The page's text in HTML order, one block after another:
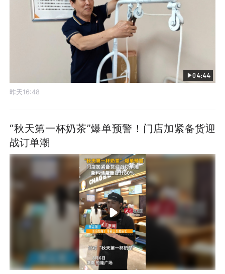
04:44
昨天16:48
“秋天第一杯奶茶”爆单预警！门店加紧备货迎
战订单潮